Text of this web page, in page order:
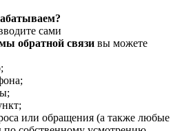
сами
обратной связи вы можете
или обращения (а также любые